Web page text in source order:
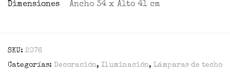
Dimensiones Ancho 34 x Alto 41 cm
SKU: 2076
Categorías: Decoración, Iluminación, Lámparas de techo